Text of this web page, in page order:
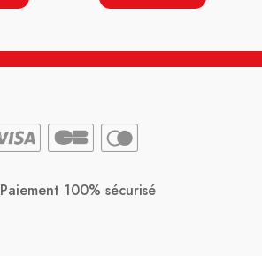
Paiement 100% sécurisé